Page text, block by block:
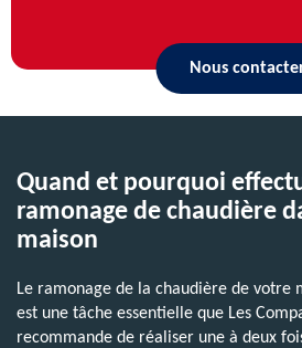
Nous
Quand et pourquoi
ramonage de chaudière
maison
Le ramonage de la chaudière de votre
est une tâche essentielle que Les
recommande de réaliser une à deux